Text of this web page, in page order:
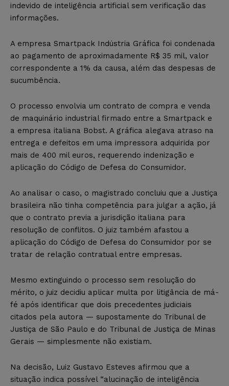
indevido de inteligência artificial sem verificação das
informações.
A empresa Smartpack Indústria Gráfica foi condenada
ao pagamento de aproximadamente R$ 35 mil, valor
correspondente a 1% da causa, além das despesas de
sucumbência.
O processo envolvia um contrato de compra e venda
de maquinário industrial firmado entre a Smartpack e
a empresa italiana Bobst. A gráfica alegava atraso na
entrega e defeitos em uma impressora adquirida por
mais de 400 mil euros, requerendo indenização e
aplicação do Código de Defesa do Consumidor.
Ao analisar o caso, o magistrado concluiu que a Justiça
brasileira não tinha competência para julgar a ação, já
que o contrato previa a jurisdição italiana para
resolução de conflitos. O juiz também afastou a
aplicação do Código de Defesa do Consumidor por se
tratar de relação contratual entre empresas.
Mesmo extinguindo o processo sem resolução do
mérito, o juiz decidiu aplicar multa por litigância de má-
fé após identificar que dois precedentes judiciais
citados pela autora — supostamente do Tribunal de
Justiça de São Paulo e do Tribunal de Justiça de Minas
Gerais — simplesmente não existiam.
Na decisão, Luiz Gustavo Esteves afirmou que a
situação indica possível “alucinação de inteligência